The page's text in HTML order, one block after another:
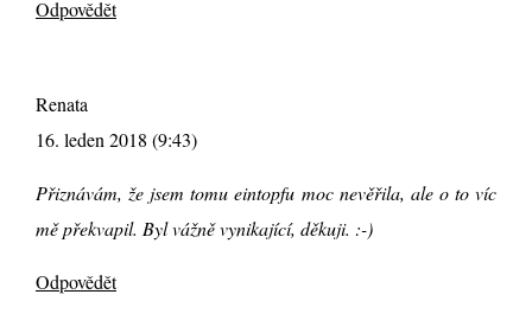
Odpovědět
Renata
16. leden 2018 (9:43)
Přiznávám, že jsem tomu eintopfu moc nevěřila, ale o to víc
mě překvapil. Byl vážně vynikající, děkuji. :-)
Odpovědět